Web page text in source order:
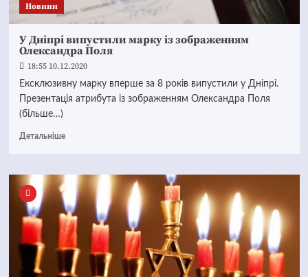
Новини
У Дніпрі випустили марку із зображенням
Олександра Поля
18:55 10.12.2020
Ексклюзивну марку вперше за 8 років випустили у Дніпрі.
Презентація атрибута із зображенням Олександра Поля
(більше…)
Детальніше